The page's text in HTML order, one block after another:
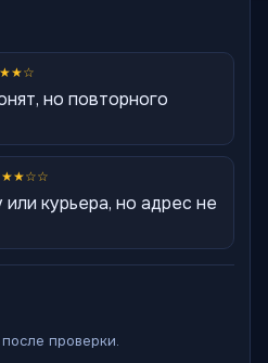
но повторного
курьера, но адрес не
проверки.